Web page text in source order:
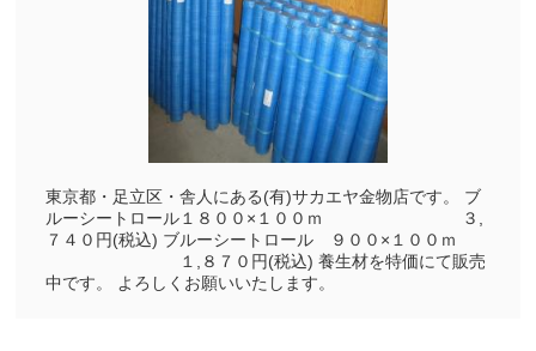
東京都・足立区・舎人にある(有)サカエヤ金物店です。 ブ
ルーシートロール１８００×１００ｍ ３,
７４０円(税込) ブルーシートロール ９００×１００ｍ
１,８７０円(税込) 養生材を特価にて販売
中です。 よろしくお願いいたします。